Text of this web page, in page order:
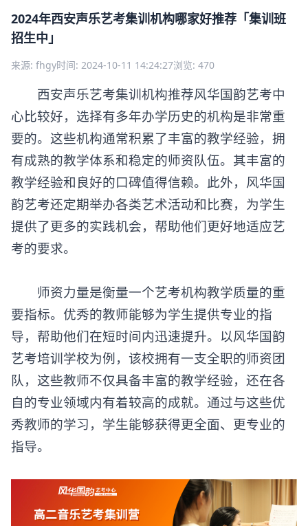
2024年西安声乐艺考集训机构哪家好推荐「集训班
招生中」
来源: fhgy时间: 2024-10-11 14:24:27浏览: 470
西安声乐艺考集训机构推荐风华国韵艺考中
心比较好，选择有多年办学历史的机构是非常重
要的。这些机构通常积累了丰富的教学经验，拥
有成熟的教学体系和稳定的师资队伍。其丰富的
教学经验和良好的口碑值得信赖。此外，风华国
韵艺考还定期举办各类艺术活动和比赛，为学生
提供了更多的实践机会，帮助他们更好地适应艺
考的要求。
师资力量是衡量一个艺考机构教学质量的重
要指标。优秀的教师能够为学生提供专业的指
导，帮助他们在短时间内迅速提升。以风华国韵
艺考培训学校为例，该校拥有一支全职的师资团
队，这些教师不仅具备丰富的教学经验，还在各
自的专业领域内有着较高的成就。通过与这些优
秀教师的学习，学生能够获得更全面、更专业的
指导。